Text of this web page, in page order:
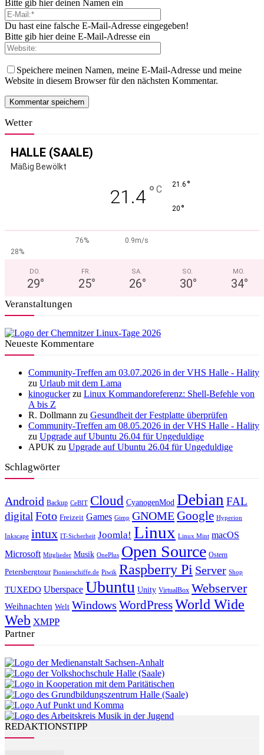
Bitte gib hier deinen Namen ein
Du hast eine falsche E-Mail-Adresse eingegeben!
Bitte gib hier deine E-Mail-Adresse ein
Speichere meinen Namen, meine E-Mail-Adresse und meine
Website in diesem Browser für den nächsten Kommentar.
Wetter
HALLE (SAALE)
Mäßig Bewölkt
21.4 ° C 21.6 °
20 °
76%
0.9m/s
28%
DO.
29°
FR.
25°
SA.
26°
SO.
30°
MO.
34°
Veranstaltungen
Neueste Kommentare
Community-Treffen am 03.07.2026 in der VHS Halle - Hality
zu Urlaub mit dem Lama
kinoguckerzu Linux Kommandoreferenz: Shell-Befehle von
A bis Z
R. Dollmann zu Gesundheit der Festplatte überprüfen
Community-Treffen am 08.05.2026 in der VHS Halle - Hality
zu Upgrade auf Ubuntu 26.04 für Ungeduldige
APUK zu Upgrade auf Ubuntu 26.04 für Ungeduldige
Schlagwörter
Android Backup CeBIT Cloud CyanogenMod Debian FAL
digital Foto Freizeit Games Gimp GNOMEGoogle Hyperion
Inkscape intux IT-Sicherheit Joomla! Linux Linux Mint macOS
Microsoft Mitglieder Musik OnePlus Open Source Ostern
Petersbergtour Pionierschiffe.de Piwik Raspberry Pi Server Shop
TUXEDO Uberspace Ubuntu Unity VirtualBox Webserver
Weihnachten Welt Windows WordPressWorld Wide
Web XMPP
Partner
REDAKTIONSTIPP